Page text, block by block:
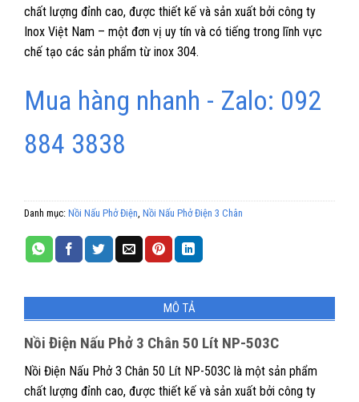
chất lượng đỉnh cao, được thiết kế và sản xuất bởi công ty
Inox Việt Nam – một đơn vị uy tín và có tiếng trong lĩnh vực
chế tạo các sản phẩm từ inox 304.
Mua hàng nhanh - Zalo: 092
884 3838
Danh mục: Nồi Nấu Phở Điện Nồi Nấu Phở Điện 3 Chân
MÔ TẢ
Nồi Điện Nấu Phở 3 Chân 50 Lít NP-503C
Nồi Điện Nấu Phở 3 Chân 50 Lít NP-503C là một sản phẩm
chất lượng đỉnh cao, được thiết kế và sản xuất bởi công ty